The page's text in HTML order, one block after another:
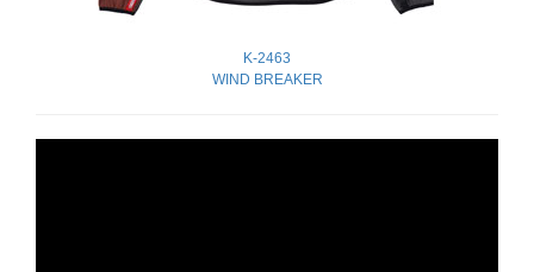
K-2463
WIND BREAKER